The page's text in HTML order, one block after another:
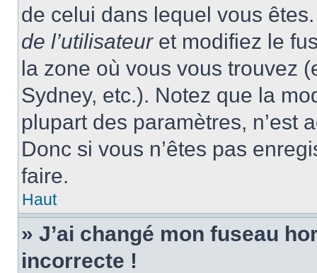
de celui dans lequel vous
de l’utilisateuret modifiez le
la zone où vous vous trouvez
Sydney, etc.). Notez que la
plupart des paramètres, n’est
Donc si vous n’êtes pas
faire.
Haut
» J’ai changé mon fuseau
incorrecte !